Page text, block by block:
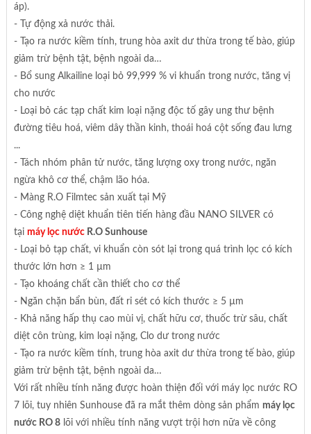
áp).
- Tự động xả nước thải.
- Tạo ra nước kiềm tính, trung hòa axit dư thừa trong tế bào, giúp
giảm trừ bệnh tật, bệnh ngoài da…
- Bổ sung Alkailine loại bỏ 99,999 % vi khuẩn trong nước, tăng vị
cho nước
- Loại bỏ các tạp chất kim loại nặng độc tố gây ung thư bệnh
đường tiêu hoá, viêm dây thần kinh, thoái hoá cột sống đau lưng
...
- Tách nhóm phân tử nước, tăng lượng oxy trong nước, ngăn
ngừa khô cơ thể, chậm lão hóa.
- Màng R.O Filmtec sản xuất tại Mỹ
- Công nghệ diệt khuẩn tiên tiến hàng đầu NANO SILVER có
tại máy lọc nướcR.O Sunhouse
- Loại bỏ tạp chất, vi khuẩn còn sót lại trong quá trình lọc có kích
thước lớn hơn ≥ 1 µm
- Tạo khoáng chất cần thiết cho cơ thể
- Ngăn chặn bẩn bùn, đất rỉ sét có kích thước ≥ 5 µm
- Khả năng hấp thụ cao mùi vị, chất hữu cơ, thuốc trừ sâu, chất
diệt côn trùng, kim loại nặng, Clo dư trong nước
- Tạo ra nước kiềm tính, trung hòa axit dư thừa trong tế bào, giúp
giảm trừ bệnh tật, bệnh ngoài da…
Với rất nhiều tính năng được hoàn thiện đối với máy lọc nước RO
7 lõi, tuy nhiên Sunhouse đã ra mắt thêm dòng sản phẩm máy lọc
nước RO 8lõi với nhiều tính năng vượt trội hơn nữa về công